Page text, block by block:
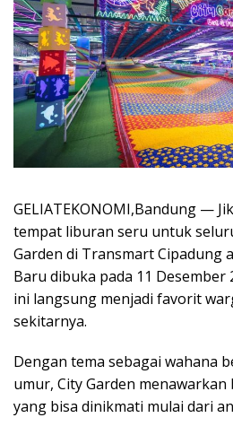
GELIATEKONOMI,Bandung —
tempat liburan seru untuk
Garden di Transmart Cipadung
Baru dibuka pada 11 Desember
ini langsung menjadi favorit
sekitarnya.
Dengan tema sebagai wahana
umur, City Garden
yang bisa dinikmati mulai dari